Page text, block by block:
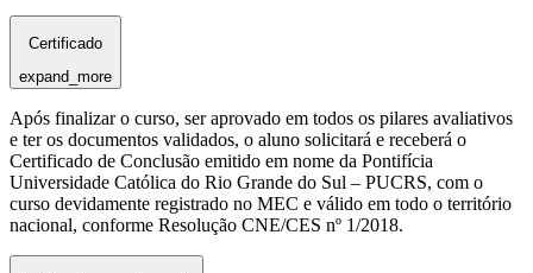
Certificado
expand_more
Após finalizar o curso, ser aprovado em todos os pilares avaliativos
e ter os documentos validados, o aluno solicitará e receberá o
Certificado de Conclusão emitido em nome da Pontifícia
Universidade Católica do Rio Grande do Sul – PUCRS, com o
curso devidamente registrado no MEC e válido em todo o território
nacional, conforme Resolução CNE/CES nº 1/2018.